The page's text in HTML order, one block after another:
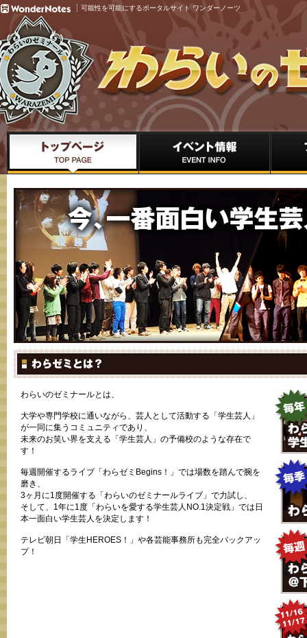
可能性を可能にするポータルサイト ワンダーノーツ
わらいのゼミナールとは、
大学や専門学校に通いながら、芸人として活動する「学生芸人」
が一同に集うコミュニティであり、
未来のお笑い界を支える「学生芸人」の予備校のような存在で
す！
毎週開催するライブ「わらゼミBegins！」では場数を踏んで腕を
磨き、
3ヶ月に1度開催する「わらいのゼミナールライブ」で力試し、
そして、1年に1度「わらいを愛する学生芸人NO.1決定戦」では日
本一面白い学生芸人を決定します！
テレビ朝日「学生HEROES！」や各芸能事務所も完全バックアッ
プ！